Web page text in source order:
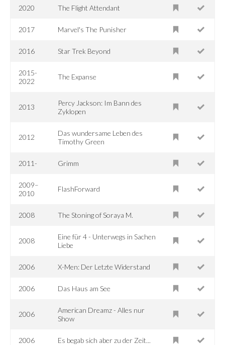
2020 The Flight Attendant
2017 Marvel's The Punisher
2016 Star Trek Beyond
2015-
2022
The Expanse
2013
Percy Jackson: Im Bann des
Zyklopen
2012
Das wundersame Leben des
Timothy Green
2011- Grimm
2009–
2010
FlashForward
2008 The Stoning of Soraya M.
2008
Eine für 4 - Unterwegs in Sachen
Liebe
2006 X-Men: Der Letzte Widerstand
2006 Das Haus am See
2006
American Dreamz - Alles nur
Show
2006 Es begab sich aber zu der Zeit...